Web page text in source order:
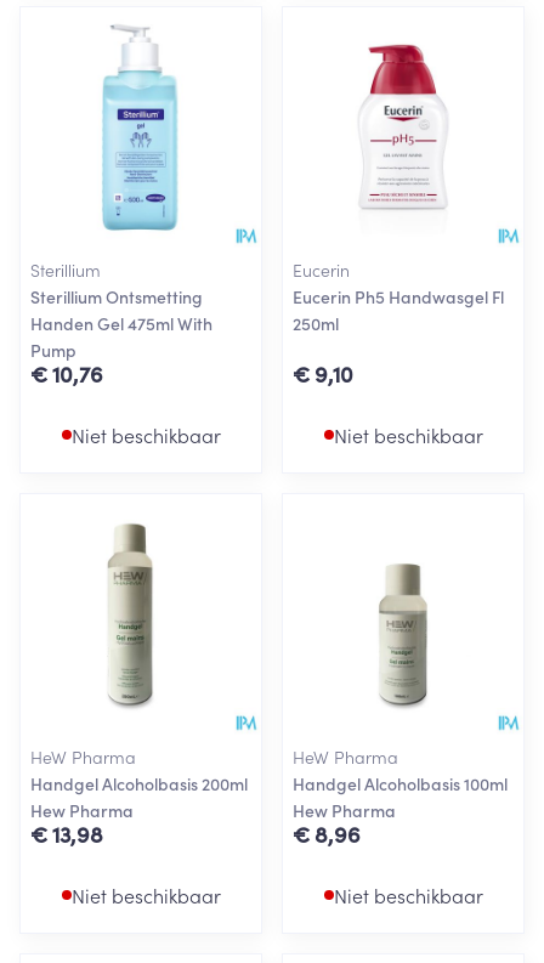
Sterillium
Sterillium Ontsmetting
Handen Gel 475ml With
Pump
€ 10,76
Niet beschikbaar
Eucerin
Eucerin Ph5 Handwasgel Fl
250ml
€ 9,10
Niet beschikbaar
HeW Pharma
Handgel Alcoholbasis 200ml
Hew Pharma
€ 13,98
Niet beschikbaar
HeW Pharma
Handgel Alcoholbasis 100ml
Hew Pharma
€ 8,96
Niet beschikbaar